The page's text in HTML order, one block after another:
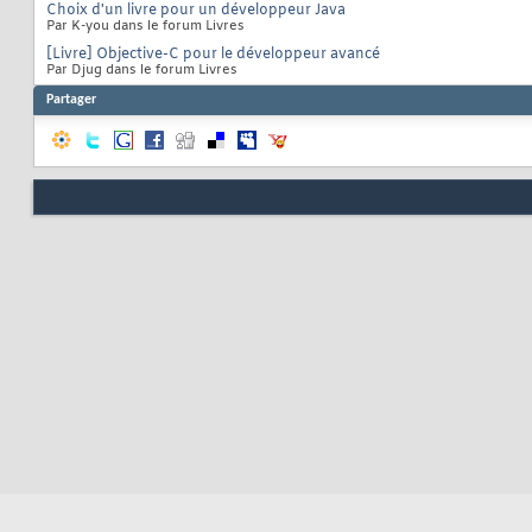
Choix d'un livre pour un développeur Java
Par K-you dans le forum Livres
[Livre] Objective-C pour le développeur avancé
Par Djug dans le forum Livres
Partager